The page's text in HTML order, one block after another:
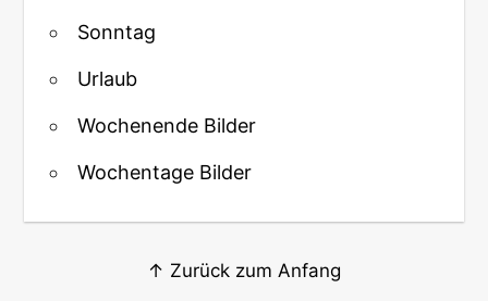
Sonntag
Urlaub
Wochenende Bilder
Wochentage Bilder
↑ Zurück zum Anfang